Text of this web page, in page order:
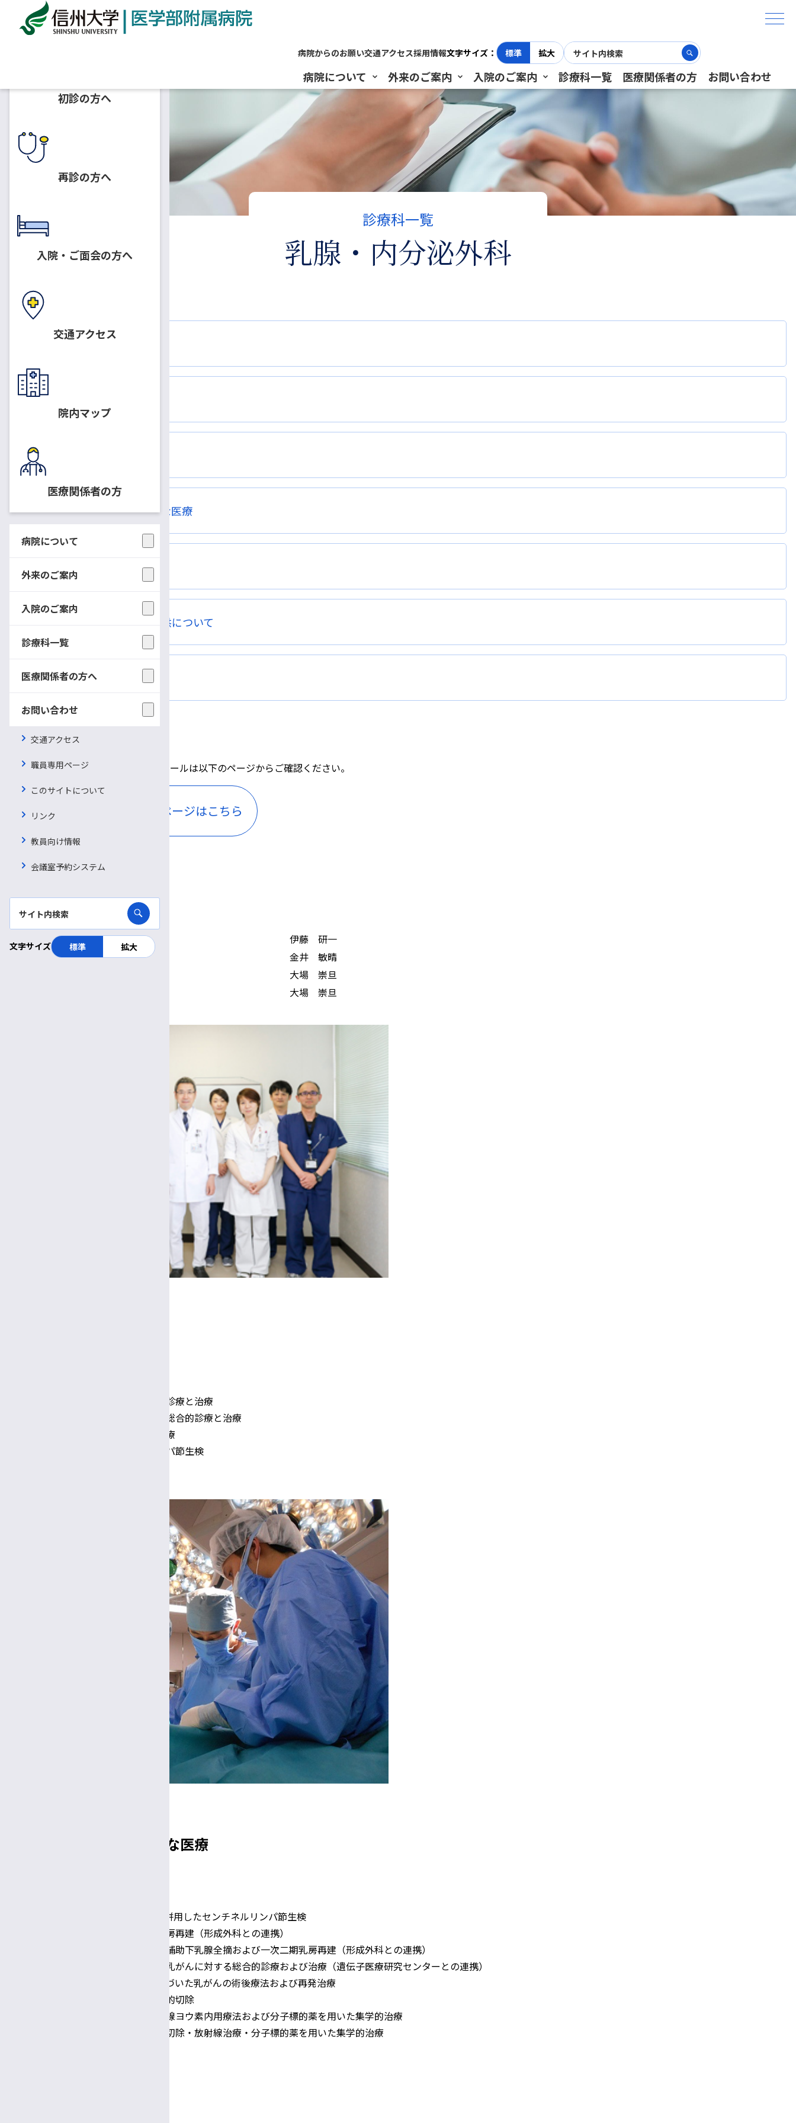
病院からのお願い交通アクセス採用情報文字サイズ： 標準 拡大
病院について 外来のご案内 入院のご案内 診療科一覧 医療関係者の方 お問い合わせ
ホーム 診療科一覧 診療科 乳腺・内分泌外科
診療科一覧
乳腺・内分泌外科
外来診療スケジュール
スタッフ紹介
高度な医療または特徴的な医療
NCD事業への手術情報提供について
お問い合わせ
外来診療スケジュール
乳腺・内分泌外科の外来診療スケジュールは以下のページからご確認ください。
外来診療スケジュールページはこちら
スタッフ紹介
科長
伊藤 研一
外来医長
金井 敏晴
大場 崇旦
大場 崇旦
乳がんなどの乳腺疾患の総合的診療と治療
甲状腺がんなどの甲状腺疾患の総合的診療と治療
副甲状腺疾患の総合的診療と治療
乳がん手術でのセンチネルリンパ節生検
高度な医療または特徴的な医療
ラジオアイソトープ（RI）法を併用したセンチネルリンパ節生検
乳房全摘術に対する一次二期乳房再建（形成外科との連携）
非浸潤性乳管癌に対する内視鏡補助下乳腺全摘および一次二期乳房再建（形成外科との連携）
遺伝性乳癌卵巣癌症候群に伴う乳がんに対する総合的診療および治療（遺伝子医療研究センターとの連携）
サブタイプや再発リスクにもとづいた乳がんの術後療法および再発治療
局所進行甲状腺癌に対する外科的切除
進行再発甲状腺癌に対する放射線ヨウ素内用療法および分子標的薬を用いた集学的治療
甲状腺未分化癌に対する外科的切除・放射線治療・分子標的薬を用いた集学的治療
初診の方へ
再診の方へ
入院・ご面会の方へ
交通アクセス
院内マップ
医療関係者の方
病院について
外来のご案内
入院のご案内
診療科一覧
医療関係者の方へ
お問い合わせ
交通アクセス
職員専用ページ
このサイトについて
リンク
教員向け情報
会議室予約システム
文字サイズ 標準 拡大